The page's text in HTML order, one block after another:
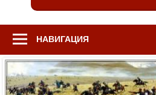
НАВИГАЦИЯ